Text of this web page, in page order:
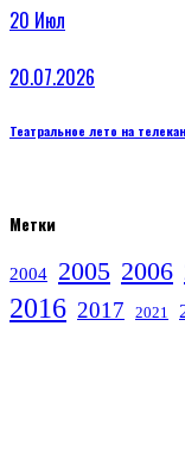
20 Июл
20.07.2026
Театральное лето на
Метки
2004 2005 2006
2016 2017 2021